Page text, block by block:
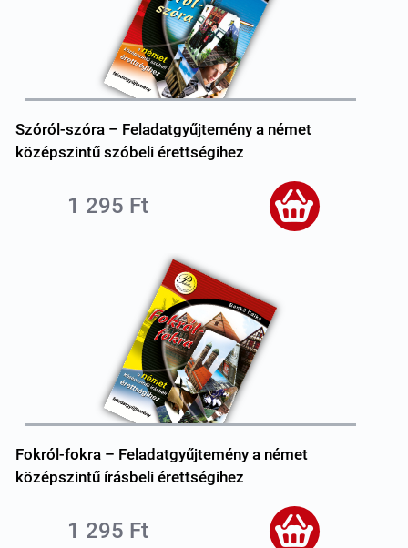
Szóról-szóra – Feladatgyűjtemény a német
középszintű szóbeli érettségihez
1 295 Ft
Fokról-fokra – Feladatgyűjtemény a német
középszintű írásbeli érettségihez
1 295 Ft